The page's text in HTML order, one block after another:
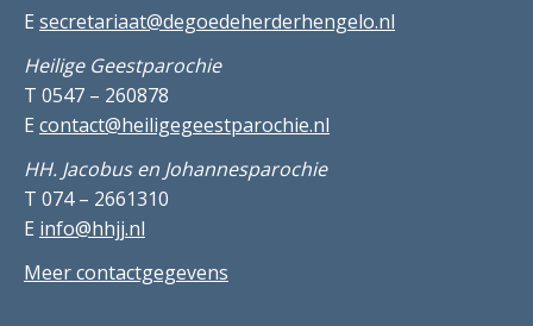
E secretariaat@degoedeherderhengelo.nl
Heilige Geestparochie
T 0547 – 260878
E contact@heiligegeestparochie.nl
HH. Jacobus en Johannesparochie
T 074 – 2661310
E info@hhjj.nl
Meer contactgegevens